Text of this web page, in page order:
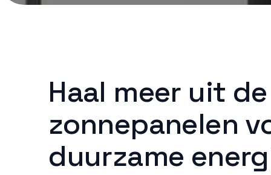
Haal meer uit
zonnepanelen
duurzame